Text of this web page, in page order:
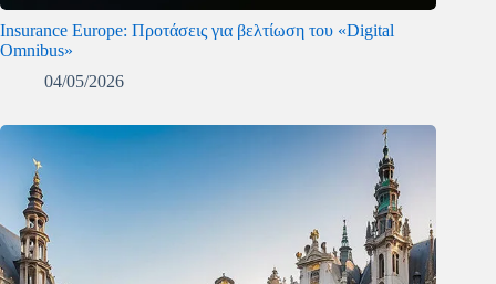
Insurance Europe: Προτάσεις για βελτίωση του «Digital
Omnibus»
04/05/2026